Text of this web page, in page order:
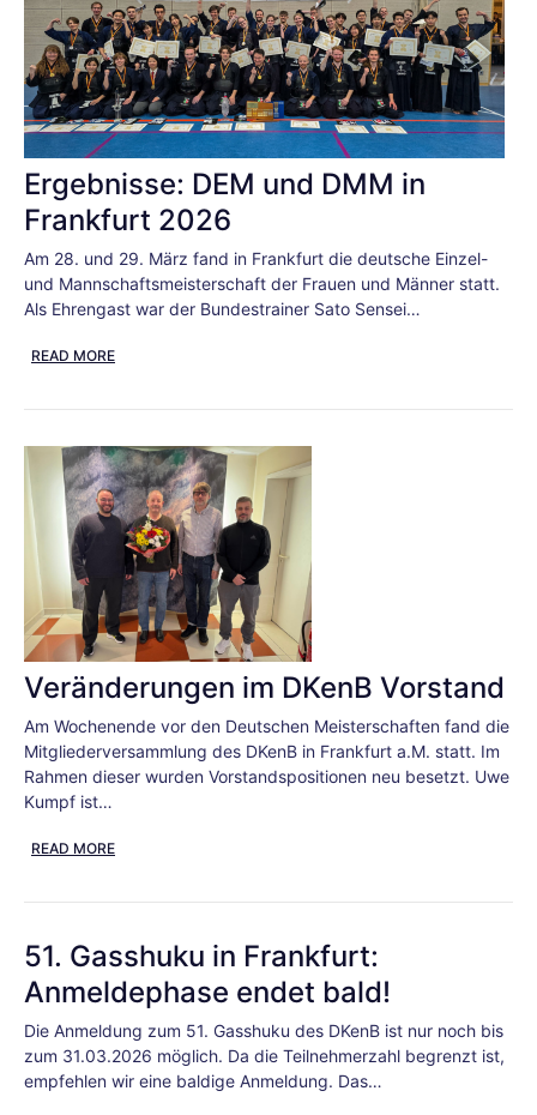
Ergebnisse: DEM und DMM in
Frankfurt 2026
Am 28. und 29. März fand in Frankfurt die deutsche Einzel-
und Mannschaftsmeisterschaft der Frauen und Männer statt.
Als Ehrengast war der Bundestrainer Sato Sensei…
READ MORE
Veränderungen im DKenB Vorstand
Am Wochenende vor den Deutschen Meisterschaften fand die
Mitgliederversammlung des DKenB in Frankfurt a.M. statt. Im
Rahmen dieser wurden Vorstandspositionen neu besetzt. Uwe
Kumpf ist…
READ MORE
51. Gasshuku in Frankfurt:
Anmeldephase endet bald!
Die Anmeldung zum 51. Gasshuku des DKenB ist nur noch bis
zum 31.03.2026 möglich. Da die Teilnehmerzahl begrenzt ist,
empfehlen wir eine baldige Anmeldung. Das…